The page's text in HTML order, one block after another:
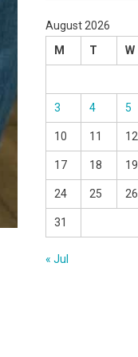
August 2026
M
T W
3 4 5
10 11 12
17 18 19
24 25 26
31
« Jul